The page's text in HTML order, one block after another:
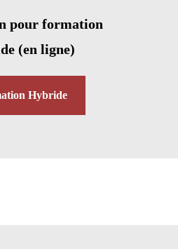
pour formation
(en ligne)
Hybride